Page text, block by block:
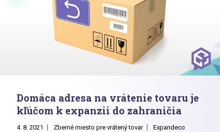
Domáca adresa na vrátenie tovaru je
kľúčom k expanzii do zahraničia
4. 8. 2021 Zberné miesto pre vrátený tovar Expandeco